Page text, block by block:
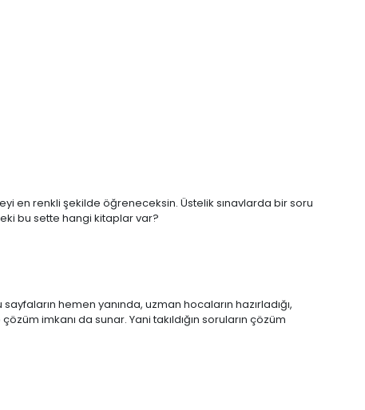
en renkli şekilde öğreneceksin. Üstelik sınavlarda bir soru
bu sette hangi kitaplar var?
hemen yanında, uzman hocaların hazırladığı,
imkanı da sunar. Yani takıldığın soruların çözüm